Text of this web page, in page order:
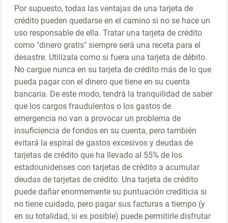
Por supuesto, todas las ventajas de una tarjeta de
crédito pueden quedarse en el camino si no se hace un
uso responsable de ella. Tratar una tarjeta de crédito
como "dinero gratis" siempre será una receta para el
desastre. Utilízala como si fuera una tarjeta de débito.
No cargue nunca en su tarjeta de crédito más de lo que
pueda pagar con el dinero que tiene en su cuenta
bancaria. De este modo, tendrá la tranquilidad de saber
que los cargos fraudulentos o los gastos de
emergencia no van a provocar un problema de
insuficiencia de fondos en su cuenta, pero también
evitará la espiral de gastos excesivos y deudas de
tarjetas de crédito que ha llevado al 55% de los
estadounidenses con tarjetas de crédito a acumular
deudas de tarjetas de crédito. Una tarjeta de crédito
puede dañar enormemente su puntuación crediticia si
no tiene cuidado, pero pagar sus facturas a tiempo (y
en su totalidad, si es posible) puede permitirle disfrutar